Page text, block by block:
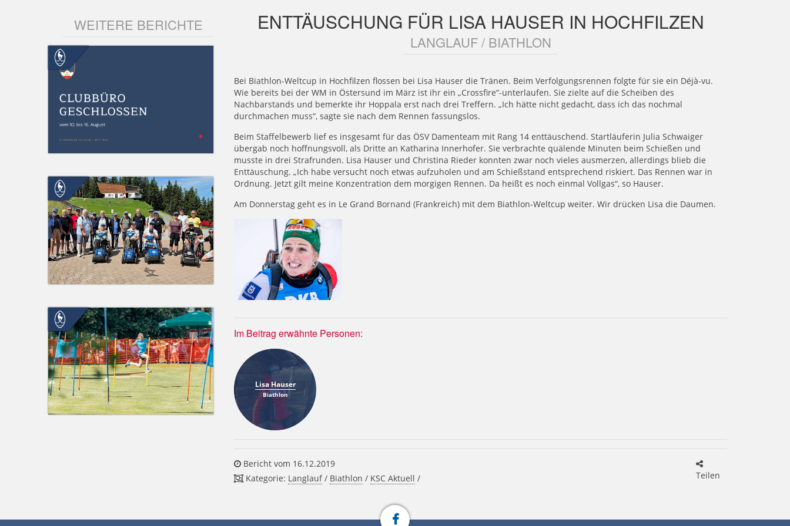
ENTTÄUSCHUNG FÜR LISA HAUSER IN HOCHFILZEN
LANGLAUF / BIATHLON
Bei Biathlon-Weltcup in Hochfilzen flossen bei Lisa Hauser die Tränen. Beim Verfolgungsrennen folgte für sie ein Déjà-vu.
Wie bereits bei der WM in Östersund im März ist ihr ein „Crossfire“-unterlaufen. Sie zielte auf die Scheiben des
Nachbarstands und bemerkte ihr Hoppala erst nach drei Treffern. „Ich hätte nicht gedacht, dass ich das nochmal
durchmachen muss“, sagte sie nach dem Rennen fassungslos.
Beim Staffelbewerb lief es insgesamt für das ÖSV Damenteam mit Rang 14 enttäuschend. Startläuferin Julia Schwaiger
übergab noch hoffnungsvoll, als Dritte an Katharina Innerhofer. Sie verbrachte quälende Minuten beim Schießen und
musste in drei Strafrunden. Lisa Hauser und Christina Rieder konnten zwar noch vieles ausmerzen, allerdings blieb die
Enttäuschung. „Ich habe versucht noch etwas aufzuholen und am Schießstand entsprechend riskiert. Das Rennen war in
Ordnung. Jetzt gilt meine Konzentration dem morgigen Rennen. Da heißt es noch einmal Vollgas“, so Hauser.
Am Donnerstag geht es in Le Grand Bornand (Frankreich) mit dem Biathlon-Weltcup weiter. Wir drücken Lisa die Daumen.
Im Beitrag erwähnte Personen:
Lisa Hauser
Biathlon
Bericht vom 16.12.2019
Kategorie: Langlauf/ Biathlon / KSC Aktuell / Teilen
WEITERE BERICHTE